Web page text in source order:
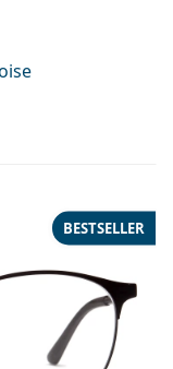
BESTSELLER